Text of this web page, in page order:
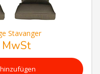
Stavanger